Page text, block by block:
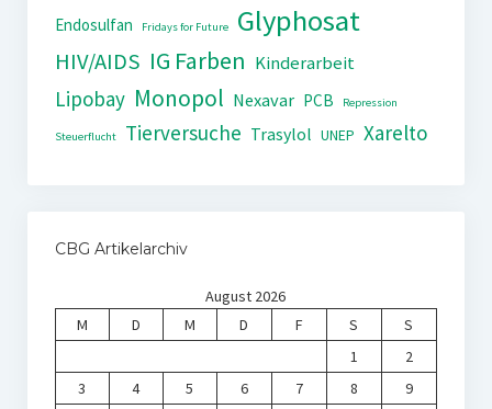
Endosulfan
Fridays for Future Glyphosat
HIV/AIDS IG Farben Kinderarbeit
Lipobay Monopol Nexavar PCB Repression
Steuerflucht Tierversuche Trasylol UNEP Xarelto
CBG Artikelarchiv
August 2026
M
D M D F S
S
1
2
3
4 5 6 7 8 9